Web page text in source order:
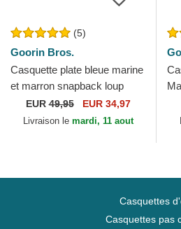
(5)
Goorin Bros.
Casquette plate bleue marine
et marron snapback loup
Lone Wolf One Pack The
Farm Flats Goorin Bros.
EUR49,95 EUR 34,97
Livraison le mardi, 11 aout
Casquettes
Casquettes pas